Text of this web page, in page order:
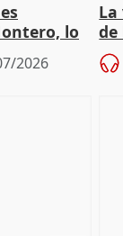
lo
pe
2026
de